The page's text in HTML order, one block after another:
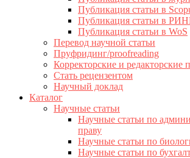
Публикация статьи в
Публикация статьи в
Публикация статьи в WoS
Перевод научной статьи
Пруфридинг/proofreading
Корректорские и редакторские
Стать рецензентом
Научный доклад
Каталог
Научные статьи
Научные статьи по
праву
Научные статьи по
Научные статьи по